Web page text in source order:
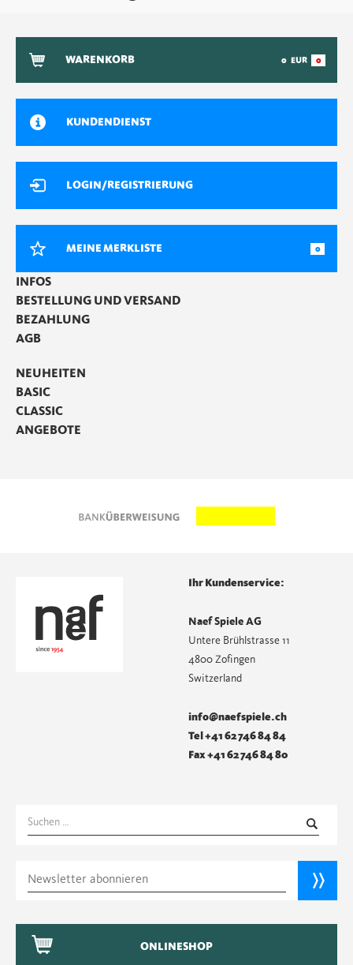
WARENKORB 0 EUR 0
KUNDENDIENST
LOGIN/REGISTRIERUNG
MEINE MERKLISTE 0
INFOS
BESTELLUNG UND VERSAND
BEZAHLUNG
AGB
NEUHEITEN
BASIC
CLASSIC
ANGEBOTE
Ihr Kundenservice:
Naef Spiele AG
Untere Brühlstrasse 11
4800 Zofingen
Switzerland
info@naefspiele.ch
Tel +41 62 746 84 84
Fax +41 62 746 84 80
Suchen
nach:
ONLINESHOP